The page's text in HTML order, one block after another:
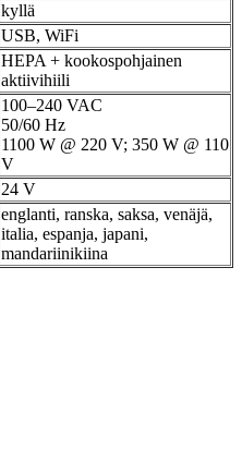
kyllä
USB, WiFi
HEPA + kookospohjainen
aktiivihiili
100–240 VAC
50/60 Hz
1100 W @ 220 V; 350 W @ 110
V
24 V
englanti, ranska, saksa, venäjä,
italia, espanja, japani,
mandariinikiina